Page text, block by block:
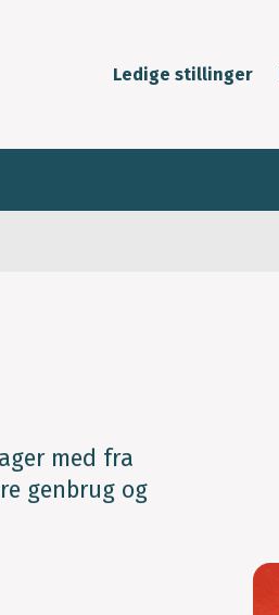
Ledige stillinger
med fra
genbrug og